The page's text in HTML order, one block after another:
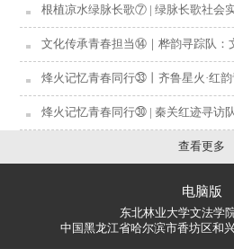
根植凉水绿脉长歌⑦ | 绿脉长歌社会实践
文化传承青春担当⑭｜桦韵寻踪队：文
烽火记忆青春同行㉝丨齐鲁星火·红韵青歌实
烽火记忆青春同行㉚ | 秦关红迹寻访
查看更多
电脑版
东北林业大学文法学
中国黑龙江省哈尔滨市香坊区和